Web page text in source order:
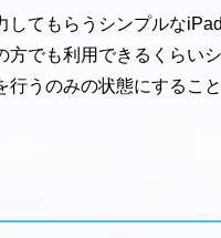
てもらうシンプルな
でも利用できるくらい
うのみの状態にするこ